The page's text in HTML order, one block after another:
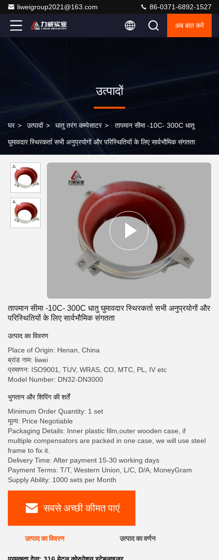
liweigroup2021@163.com 86-0371-6892-1527
अब बात करें
उत्पादों
घर > उत्पादों > धातु तरंग कम्पेसाटर > तापमान सीमा -10C- 300C धातु
घुमावदार स्थिरकर्ता सभी अनुप्रयोगों और परिस्थितियों के लिए सार्वभौमिक संगतता
तापमान सीमा -10C- 300C धातु घुमावदार स्थिरकर्ता सभी अनुप्रयोगों और
परिस्थितियों के लिए सार्वभौमिक संगतता
उत्पाद का विवरण
Place of Origin: Henan, China
ब्रांड नाम: liwei
प्रमाणन: ISO9001, TUV, WRAS, CO, MTC, PL, IV etc
Model Number: DN32-DN3000
भुगतान और शिपिंग की शर्तें
Minimum Order Quantity: 1 set
मूल्य: Price Negotiable
Packaging Details: Inner plastic film,outer wooden case, if
multiple compensators are packed in one case, we will use steel
frame to fix it.
Delivery Time: After payment 15-30 working days
Payment Terms: T/T, Western Union, L/C, D/A, MoneyGram
Supply Ability: 1000 sets per Month
सबसे अच्छी कीमत पाएं
उत्पाद का विवरण उत्पाद का वर्णन